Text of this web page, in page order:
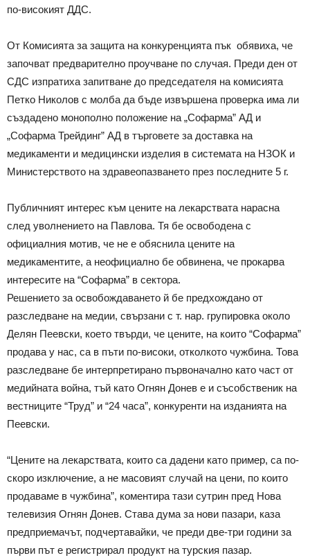
по-високият ДДС.
От Комисията за защита на конкуренцията пък обявиха, че
започват предварително проучване по случая. Преди ден от
СДС изпратиха запитване до председателя на комисията
Петко Николов с молба да бъде извършена проверка има ли
създадено монополно положение на „Софарма” АД и
„Софарма Трейдинг” АД в търговете за доставка на
медикаменти и медицински изделия в системата на НЗОК и
Министерството на здравеопазването през последните 5 г.
Публичният интерес към цените на лекарствата нарасна
след уволнението на Павлова. Тя бе освободена с
официалния мотив, че не е обяснила цените на
медикаментите, а неофициално бе обвинена, че прокарва
интересите на “Софарма” в сектора.
Решението за освобождаването й бе предхождано от
разследване на медии, свързани с т. нар. групировка около
Делян Пеевски, което твърди, че цените, на които “Софарма”
продава у нас, са в пъти по-високи, отколкото чужбина. Това
разследване бе интерпретирано първоначално като част от
медийната война, тъй като Огнян Донев е и съсобственик на
вестниците “Труд” и “24 часа”, конкуренти на изданията на
Пеевски.
“Цените на лекарствата, които са дадени като пример, са по-
скоро изключение, а не масовият случай на цени, по които
продаваме в чужбина”, коментира тази сутрин пред Нова
телевизия Огнян Донев. Става дума за нови пазари, каза
предприемачът, подчертавайки, че преди две-три години за
първи път е регистрирал продукт на турския пазар.